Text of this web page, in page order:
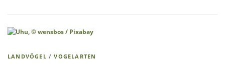
LANDVÖGEL /VOGELARTEN